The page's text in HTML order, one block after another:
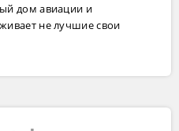
дом авиации и
не лучшие свои